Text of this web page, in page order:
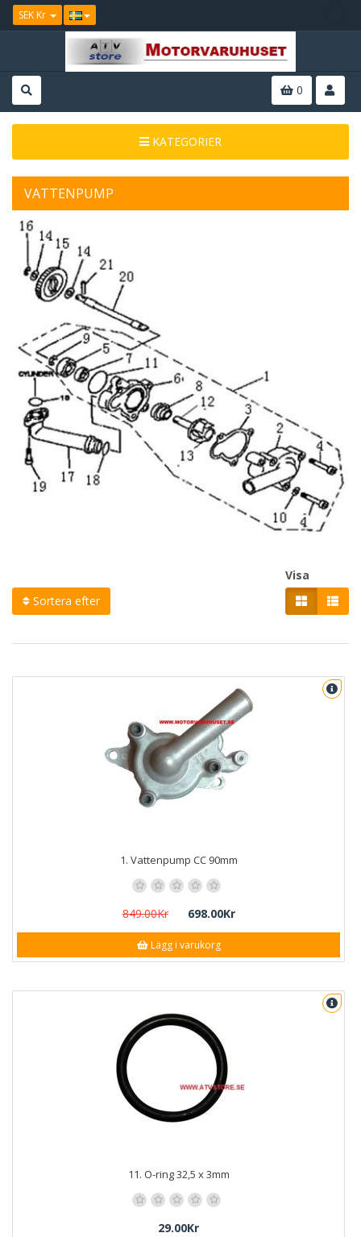
SEK Kr
0
KATEGORIER
VATTENPUMP
Sortera efter
Visa
1. Vattenpump CC 90mm
849.00Kr 698.00Kr
Lägg i varukorg
11. O-ring 32,5 x 3mm
29.00Kr